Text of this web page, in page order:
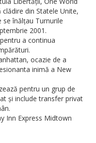
din Statele Unite,
se înălțau Turnurile
2001.
a continua
ocazie de a
inimă a New
pentru un grup de
și include transfer privat
Inn Express Midtown